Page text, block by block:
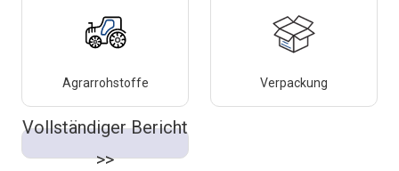
Agrarrohstoffe Verpackung
Vollständiger Bericht
>>